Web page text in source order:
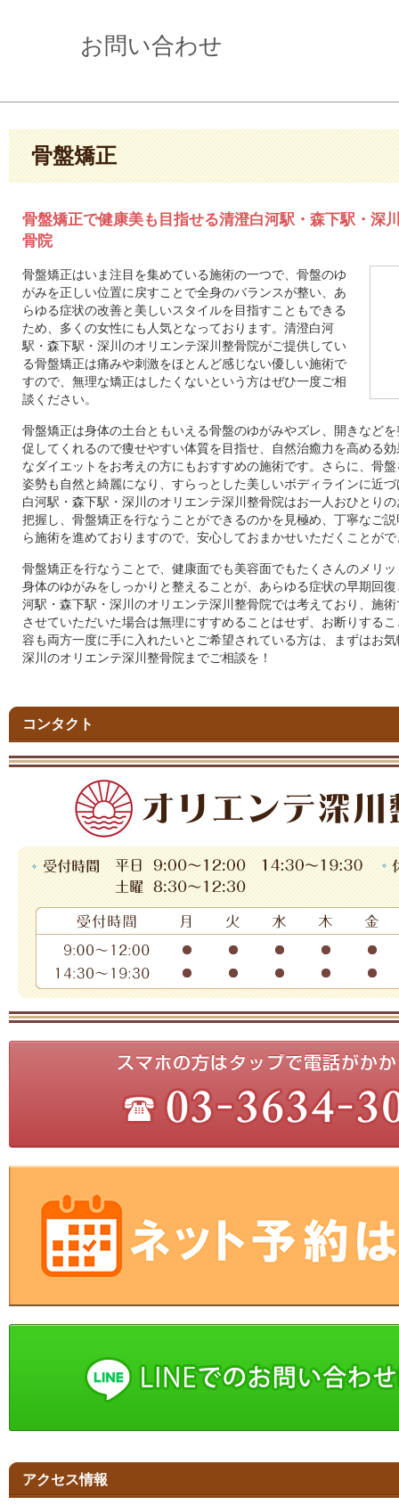
お問い合わせ
骨盤矯正
骨盤矯正で健康美も目指せる清澄白河駅・森下駅・深
骨院
骨盤矯正はいま注目を集めている施術の一つで、骨盤のゆ
がみを正しい位置に戻すことで全身のバランスが整い、あ
らゆる症状の改善と美しいスタイルを目指すこともできる
ため、多くの女性にも人気となっております。清澄白河
駅・森下駅・深川のオリエンテ深川整骨院がご提供してい
る骨盤矯正は痛みや刺激をほとんど感じない優しい施術で
すので、無理な矯正はしたくないという方はぜひ一度ご相
談ください。
骨盤矯正は身体の土台ともいえる骨盤のゆがみやズレ、開きなど
促してくれるので痩せやすい体質を目指せ、自然治癒力を高める
なダイエットをお考えの方にもおすすめの施術です。さらに、骨
姿勢も自然と綺麗になり、すらっとした美しいボディラインに近
白河駅・森下駅・深川のオリエンテ深川整骨院はお一人おひとり
把握し、骨盤矯正を行なうことができるのかを見極め、丁寧なご
ら施術を進めておりますので、安心しておまかせいただくことが
骨盤矯正を行なうことで、健康面でも美容面でもたくさんのメリ
身体のゆがみをしっかりと整えることが、あらゆる症状の早期回
河駅・森下駅・深川のオリエンテ深川整骨院では考えており、施
させていただいた場合は無理にすすめることはせず、お断りする
容も両方一度に手に入れたいとご希望されている方は、まずはお
深川のオリエンテ深川整骨院までご相談を！
コンタクト
アクセス情報